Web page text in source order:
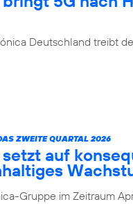
Deutschland treibt
ZWEITE QUARTAL 2026
auf
Gruppe im Zeitraum